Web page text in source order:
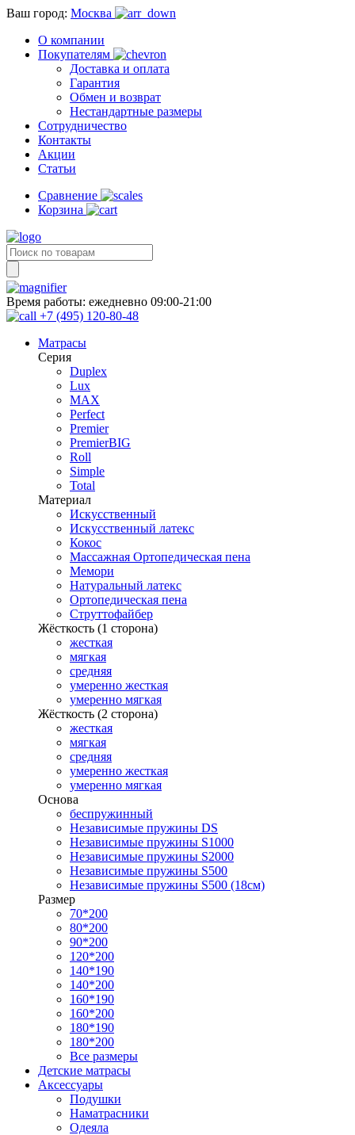
Ваш город: Москва
О компании
Покупателям
Доставка и оплата
Гарантия
Обмен и возврат
Нестандартные размеры
Сотрудничество
Контакты
Акции
Статьи
Сравнение
Корзина
Время работы: ежедневно 09:00-21:00
+7 (495) 120-80-48
Матрасы
Серия
Duplex
Lux
MAX
Perfect
Premier
PremierBIG
Roll
Simple
Total
Материал
Искусственный
Искусственный латекс
Кокос
Массажная Ортопедическая пена
Мемори
Натуральный латекс
Ортопедическая пена
Струттофайбер
Жёсткость (1 сторона)
жесткая
мягкая
средняя
умеренно жесткая
умеренно мягкая
Жёсткость (2 сторона)
жесткая
мягкая
средняя
умеренно жесткая
умеренно мягкая
Основа
беспружинный
Независимые пружины DS
Независимые пружины S1000
Независимые пружины S2000
Независимые пружины S500
Независимые пружины S500 (18см)
Размер
70*200
80*200
90*200
120*200
140*190
140*200
160*190
160*200
180*190
180*200
Все размеры
Детские матрасы
Аксессуары
Подушки
Наматрасники
Одеяла